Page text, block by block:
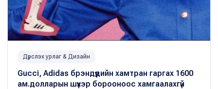
Дүрслэх урлаг & Дизайн
Gucci, Adidas брэндүүдийн хамтран гаргах 1600
ам.долларын шүхэр борооноос хамгаалахгүй